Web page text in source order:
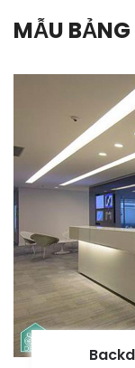
MẪU BẢNG